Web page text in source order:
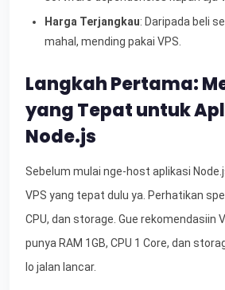
Harga Terjangkau: Daripada beli
mahal, mending pakai VPS.
Langkah Pertama:
yang Tepat untuk
Node.js
Sebelum mulai nge-host aplikasi
VPS yang tepat dulu ya. Perhatikan
CPU, dan storage. Gue rekomendasiin
punya RAM 1GB, CPU 1 Core, dan
lo jalan lancar.